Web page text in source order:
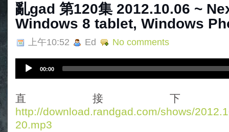
亂gad 第120集 2012.10.06 ~
Windows 8 tablet, Windows
上午10:52 Ed No comments
i
o
P
l
00:00
直接
http://download.randgad.com/shows/
20.mp3